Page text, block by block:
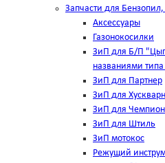
Запчасти для
Аксессуары
Газонокосилки
ЗиП для Б/П
названиями
ЗиП для Партнер
ЗиП для
ЗиП для Чемпион
ЗиП для Штиль
ЗиП мотокос
Режущий